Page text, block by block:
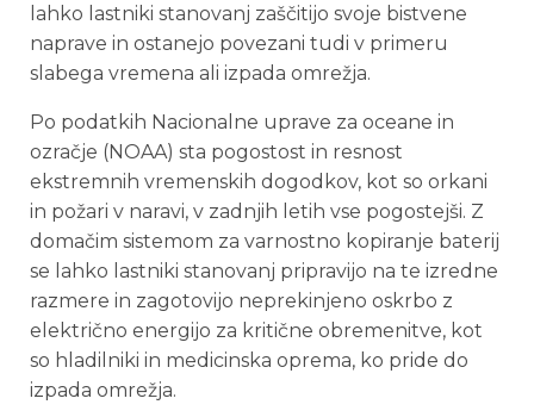
lahko lastniki stanovanj zaščitijo svoje bistvene
naprave in ostanejo povezani tudi v primeru
slabega vremena ali izpada omrežja.
Po podatkih Nacionalne uprave za oceane in
ozračje (NOAA) sta pogostost in resnost
ekstremnih vremenskih dogodkov, kot so orkani
in požari v naravi, v zadnjih letih vse pogostejši. Z
domačim sistemom za varnostno kopiranje baterij
se lahko lastniki stanovanj pripravijo na te izredne
razmere in zagotovijo neprekinjeno oskrbo z
električno energijo za kritične obremenitve, kot
so hladilniki in medicinska oprema, ko pride do
izpada omrežja.